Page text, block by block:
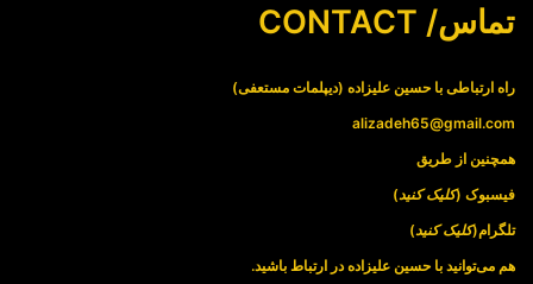
تماس/ CONTACT
راه ارتباطی با حسین علیزاده (دیپلمات مستعفی)
alizadeh65@gmail.com
همچنین از طریق
فیسبوک (کلیک کنید)
تلگرام(کلیک کنید)
هم می‌توانید با حسین علیزاده در ارتباط باشید.